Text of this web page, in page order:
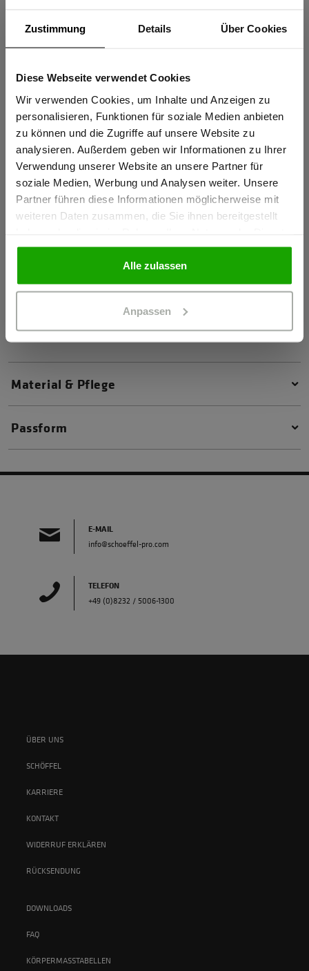
Zustimmung Details Über Cookies
Diese Webseite verwendet Cookies
Wir verwenden Cookies, um Inhalte und Anzeigen zu
personalisieren, Funktionen für soziale Medien anbieten
zu können und die Zugriffe auf unsere Website zu
analysieren. Außerdem geben wir Informationen zu Ihrer
Verwendung unserer Website an unsere Partner für
soziale Medien, Werbung und Analysen weiter. Unsere
Partner führen diese Informationen möglicherweise mit
weiteren Daten zusammen, die Sie ihnen bereitgestellt
gesammelt haben.
Alle zulassen
Anpassen
Kentkragen unterstreichen den sportiven Business-Look der
kombiniert mit der Winterspeck Weste oder der leichten
Artikelnummer 10033032 , Modellnummer 10154
Produkteigenschaften
Herstellerangaben
Schöffel PRO GmbH, Albert-Einstein-Strasse 1, 86830
Material & Pflege
Passform
E-MAIL
info@schoeffel-pro.com
TELEFON
+49 (0)8232 / 5006-1300
ÜBER UNS
SCHÖFFEL
KARRIERE
KONTAKT
WIDERRUF ERKLÄREN
RÜCKSENDUNG
DOWNLOADS
FAQ
KÖRPERMASSTABELLEN
Sind Sie
Gewerbetreibender?
Ich bestätige, dass ich Gewerbetreibender bin. Alle
Preise werden netto ausgewiesen.